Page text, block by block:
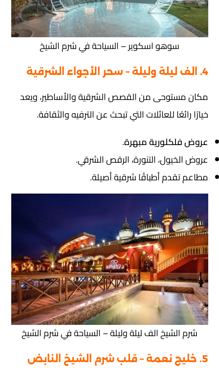
سوهو اسكوير – السياحة في شرم الشيخ
4. الف ليلة وليلة – سحر الأجواء الشرقية
مكان مستوحى من القصص الشرقية والأساطير، ويعد
خيارًا رائعًا للعائلات التي تبحث عن الترفيه والثقافة.
عروض فلكلورية مبهرة.
عروض الخيول، التنورة، الرقص الشرقي.
مطاعم تقدم أطباقًا شرقية أصيلة.
شرم الشيخ الف ليلة وليلة – السياحة في شرم الشيخ
5. خليج نعمة – قلب شرم الشيخ النابض